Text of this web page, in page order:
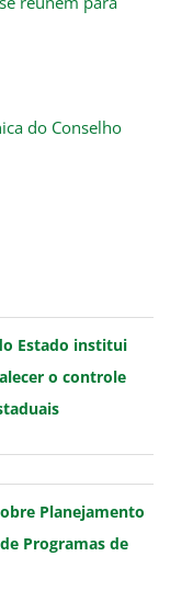
do Conselho
Estado institui
o controle
Planejamento
Programas de